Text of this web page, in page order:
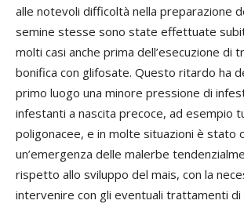
alle notevoli difficoltà nella preparazione
semine stesse sono state effettuate
molti casi anche prima dell’esecuzione di
bonifica con glifosate. Questo ritardo ha
primo luogo una minore pressione di
infestanti a nascita precoce, ad esempio
poligonacee, e in molte situazioni è stato
un’emergenza delle malerbe
rispetto allo sviluppo del mais, con la
intervenire con gli eventuali trattamenti